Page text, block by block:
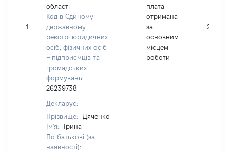
1
області
Код в Єдиному
державному
реєстрі юридичних
осіб, фізичних осіб
– підприємців та
громадських
формувань:
26239738
Декларує:
Прізвище:
Дяченко
Ім'я:
Ірина
По батькові (за
наявності):
плата
отримана
за
основним
місцем
роботи
277914